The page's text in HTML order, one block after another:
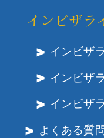
インビザラ
インビザ
インビザ
インビザ
よくある質